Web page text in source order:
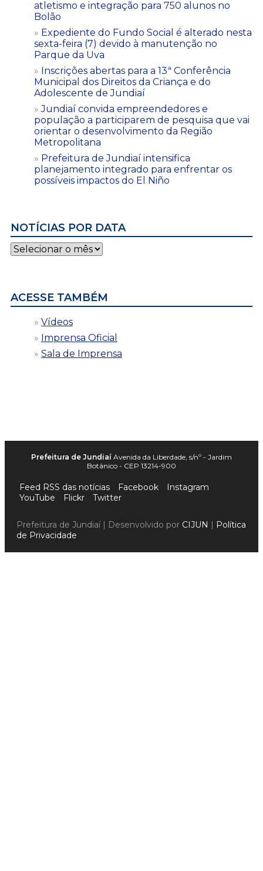
atletismo e integração para 750 alunos no
Bolão
Expediente do Fundo Social é alterado nesta
sexta-feira (7) devido à manutenção no
Parque da Uva
Inscrições abertas para a 13ª Conferência
Municipal dos Direitos da Criança e do
Adolescente de Jundiaí
Jundiaí convida empreendedores e
população a participarem de pesquisa que vai
orientar o desenvolvimento da Região
Metropolitana
Prefeitura de Jundiaí intensifica
planejamento integrado para enfrentar os
possíveis impactos do El Niño
NOTÍCIAS POR DATA
Notícias
por
ACESSE TAMBÉM
Vídeos
Imprensa Oficial
Sala de Imprensa
Prefeitura de Jundiaí Avenida da Liberdade, s/nº - Jardim
Botânico - CEP 13214-900
Feed RSS das notícias Facebook
Instagram
YouTube
Flickr Twitter
Prefeitura de Jundiaí | Desenvolvido por CIJUN
Política
de Privacidade